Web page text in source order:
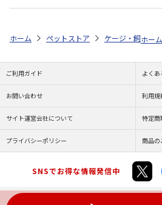
ホーム ペットストア ケージ・飼育そ
ホーム
ご利用ガイド よく
お問い合わせ 利用規
サイト運営会社について 特定商
プライバシーポリシー 商品の
SNSでお得な情報発信中